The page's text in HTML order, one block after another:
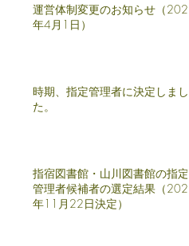
運営体制変更のお知らせ（2025
年4月1日）
時期、指定管理者に決定しまし
た。
指宿図書館・山川図書館の指定
管理者候補者の選定結果（2024
年11月22日決定）